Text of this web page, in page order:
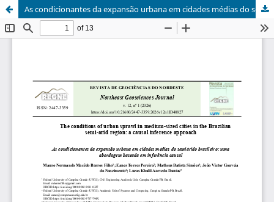
As condicionantes da expansão urbana em cidades médias do semiárido brasileiro: uma abordagem baseada em inferência causal